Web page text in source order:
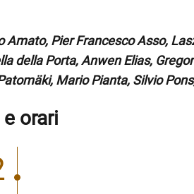
Amato, Pier Francesco Asso,
della Porta, Anwen Elias,
Mario Pianta, Silvio
orari